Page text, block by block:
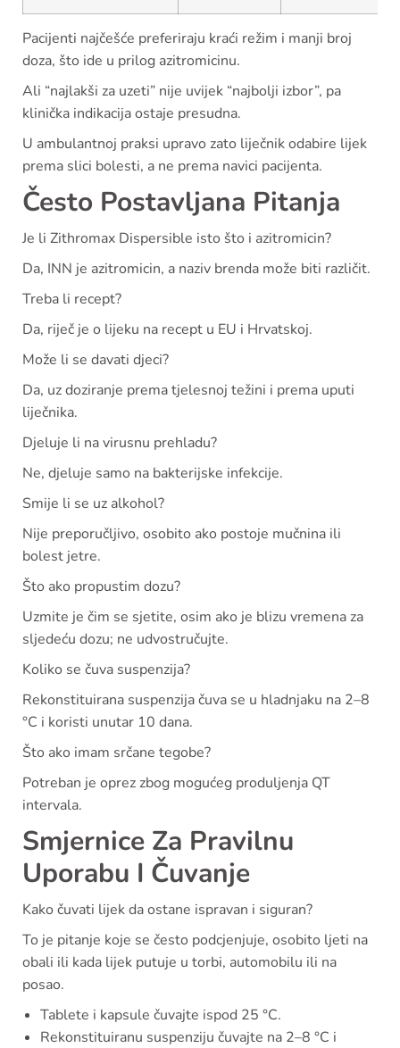
Pacijenti najčešće preferiraju kraći režim i manji broj
doza, što ide u prilog azitromicinu.
Ali “najlakši za uzeti” nije uvijek “najbolji izbor”, pa
klinička indikacija ostaje presudna.
U ambulantnoj praksi upravo zato liječnik odabire lijek
prema slici bolesti, a ne prema navici pacijenta.
Često Postavljana Pitanja
Je li Zithromax Dispersible isto što i azitromicin?
Da, INN je azitromicin, a naziv brenda može biti različit.
Treba li recept?
Da, riječ je o lijeku na recept u EU i Hrvatskoj.
Može li se davati djeci?
Da, uz doziranje prema tjelesnoj težini i prema uputi
liječnika.
Djeluje li na virusnu prehladu?
Ne, djeluje samo na bakterijske infekcije.
Smije li se uz alkohol?
Nije preporučljivo, osobito ako postoje mučnina ili
bolest jetre.
Što ako propustim dozu?
Uzmite je čim se sjetite, osim ako je blizu vremena za
sljedeću dozu; ne udvostručujte.
Koliko se čuva suspenzija?
Rekonstituirana suspenzija čuva se u hladnjaku na 2–8
°C i koristi unutar 10 dana.
Što ako imam srčane tegobe?
Potreban je oprez zbog mogućeg produljenja QT
intervala.
Smjernice Za Pravilnu
Uporabu I Čuvanje
Kako čuvati lijek da ostane ispravan i siguran?
To je pitanje koje se često podcjenjuje, osobito ljeti na
obali ili kada lijek putuje u torbi, automobilu ili na
posao.
Tablete i kapsule čuvajte ispod 25 °C.
Rekonstituiranu suspenziju čuvajte na 2–8 °C i